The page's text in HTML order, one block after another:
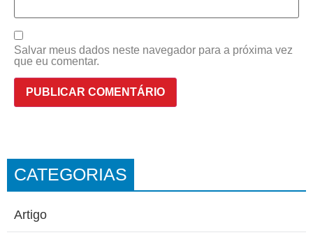
Salvar meus dados neste navegador para a próxima vez
que eu comentar.
CATEGORIAS
Artigo